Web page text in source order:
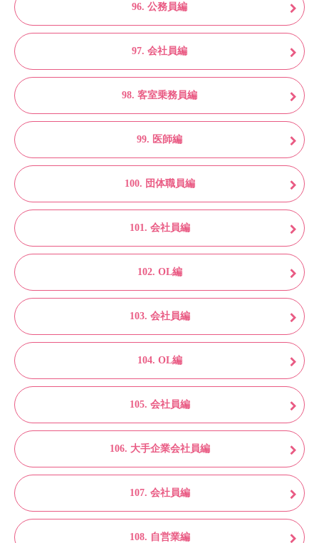
96. 公務員編
97. 会社員編
98. 客室乗務員編
99. 医師編
100. 団体職員編
101. 会社員編
102. OL編
103. 会社員編
104. OL編
105. 会社員編
106. 大手企業会社員編
107. 会社員編
108. 自営業編